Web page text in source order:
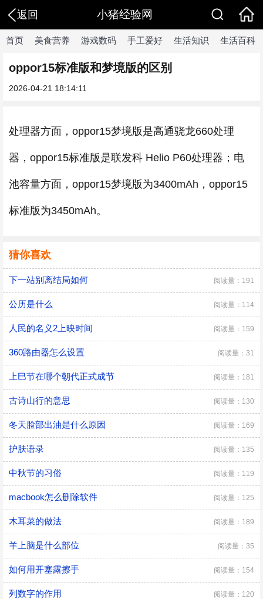
返回 小猪经验网
首页 美食营养 游戏数码 手工爱好 生活知识 生活百科
oppor15标准版和梦境版的区别
2026-04-21 18:14:11
处理器方面，oppor15梦境版是高通骁龙660处理
器，oppor15标准版是联发科 Helio P60处理器；电
池容量方面，oppor15梦境版为3400mAh，oppor15
标准版为3450mAh。
猜你喜欢
下一站别离结局如何 阅读量：191
公历是什么 阅读量：114
人民的名义2上映时间 阅读量：159
360路由器怎么设置 阅读量：31
上巳节在哪个朝代正式成节 阅读量：181
古诗山行的意思 阅读量：130
冬天脸部出油是什么原因 阅读量：169
护肤语录 阅读量：135
中秋节的习俗 阅读量：119
macbook怎么删除软件 阅读量：125
木耳菜的做法 阅读量：189
羊上脑是什么部位 阅读量：35
如何用开塞露擦手 阅读量：154
列数字的作用 阅读量：120